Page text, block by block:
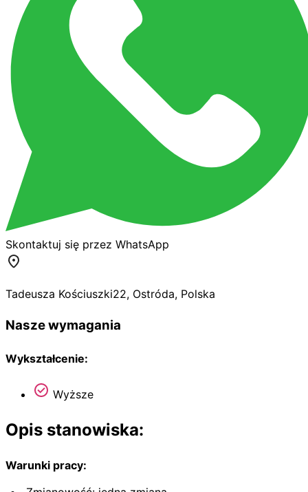
Skontaktuj się przez WhatsApp
Tadeusza Kościuszki22, Ostróda, Polska
Nasze wymagania
Wykształcenie:
Wyższe
Opis stanowiska:
Warunki pracy: